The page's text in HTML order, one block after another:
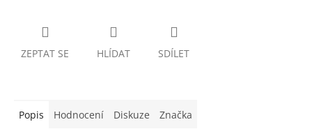
ZEPTAT SE HLÍDAT SDÍLET
Popis Hodnocení Diskuze Značka